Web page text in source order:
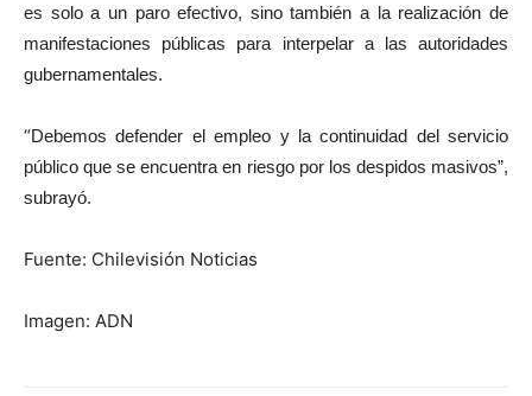
es solo a un paro efectivo, sino también a la realización de
manifestaciones públicas para interpelar a las autoridades
gubernamentales.
“Debemos defender el empleo y la continuidad del servicio
público que se encuentra en riesgo por los despidos masivos”,
subrayó.
Fuente: Chilevisión Noticias
Imagen: ADN